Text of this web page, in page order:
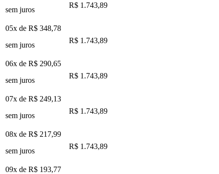
sem juros
R$ 1.743,89
05x de R$ 348,78
sem juros
R$ 1.743,89
06x de R$ 290,65
sem juros
R$ 1.743,89
07x de R$ 249,13
sem juros
R$ 1.743,89
08x de R$ 217,99
sem juros
R$ 1.743,89
09x de R$ 193,77